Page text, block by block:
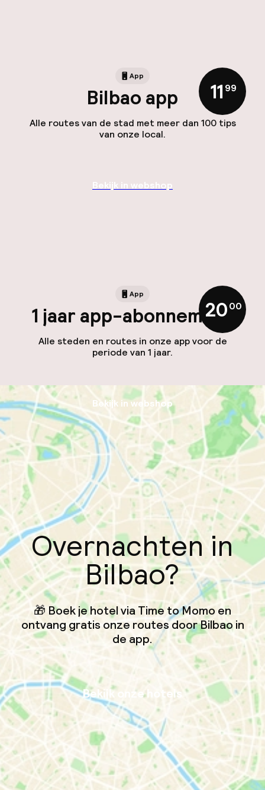
App
Bilbao app
Alle routes van de stad met meer dan 100 tips
van onze local.
11 ,99
Bekijk in webshop
App
1 jaar app-abonnement
Alle steden en routes in onze app voor de
periode van 1 jaar.
20,00
Bekijk in webshop
Overnachten in
Bilbao?
🎁 Boek je hotel via Time to Momo en
ontvang gratis onze routes door Bilbao in
de app.
Bekijk onze hotels